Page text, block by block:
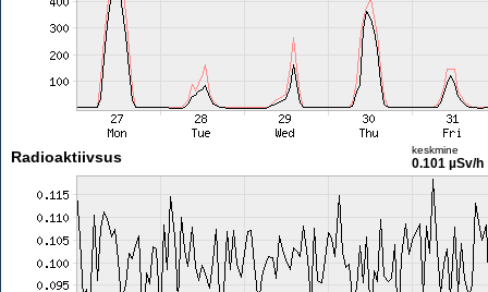
Radioaktiivsus keskmine
0.101 µSv/h